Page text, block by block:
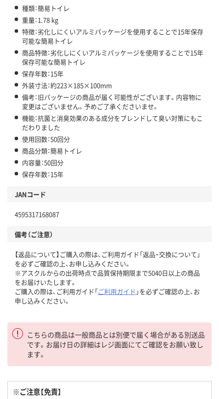
種類：簡易トイレ
重量：1.78 kg
特徴：劣化しにくいアルミパッケージを使用することで15年保存
可能な簡易トイレ
商品特徴：劣化しにくいアルミパッケージを使用することで15年
保存可能な簡易トイレ
保存年数：15年
外装寸法：約223×185×100mm
備考：旧パッケージの商品が届く可能性がございます。内容物に
変更はございません。予めご了承くださいませ。
機能：抗菌と消臭効果のある成分をブレンドして臭い対策にもこ
だわりました
使用回数：50回分
商品分類：簡易トイレ
内容量：50回分
保存年数：15年
JANコード
4595317168087
備考（ご注意）
【返品について】ご購入の際は、ご利用ガイド「返品・交換について」
を必ずご確認の上、お申し込みください。
※アスクルからの出荷時点で品質保持期限まで5040日以上の商品
をお届けいたします。
ご購入の際は、ご利用ガイド「ご利用ガイド 」を必ずご確認の上、お
申し込みください。
こちらの商品は一般商品とは別便で届く場合がある別送品
です。お届け日の詳細はレジ画面にてご確認をお願い致し
ます。
※ご注意【免責】